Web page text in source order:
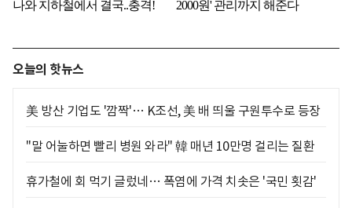
오늘의 핫뉴스
美 방산 기업도 '깜짝'… K조선, 美 배 띄울 구원투수로 등장
"말 어눌하면 빨리 병원 와라" 韓 매년 10만명 걸리는 질환
휴가철에 회 먹기 글렀네… 폭염에 가격 치솟은 '국민 횟감'